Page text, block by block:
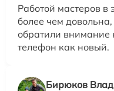
Работой мастеров в
более чем
обратили внимание
телефон как новый.
Бирюков